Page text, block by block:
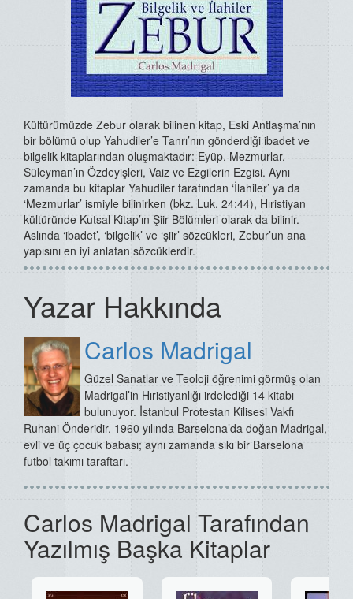
Kültürümüzde Zebur olarak bilinen kitap, Eski Antlaşma’nın
bir bölümü olup Yahudiler’e Tanrı’nın gönderdiği ibadet ve
bilgelik kitaplarından oluşmaktadır: Eyüp, Mezmurlar,
Süleyman’ın Özdeyişleri, Vaiz ve Ezgilerin Ezgisi. Aynı
zamanda bu kitaplar Yahudiler tarafından ‘İlahiler’ ya da
‘Mezmurlar’ ismiyle bilinirken (bkz. Luk. 24:44), Hıristiyan
kültüründe Kutsal Kitap’ın Şiir Bölümleri olarak da bilinir.
Aslında ‘ibadet’, ‘bilgelik’ ve ‘şiir’ sözcükleri, Zebur’un ana
yapısını en iyi anlatan sözcüklerdir.
Yazar Hakkında
Carlos Madrigal
Güzel Sanatlar ve Teoloji öğrenimi görmüş olan
Madrigal’in Hıristiyanlığı irdelediği 14 kitabı
bulunuyor. İstanbul Protestan Kilisesi Vakfı
Ruhani Önderidir. 1960 yılında Barselona’da doğan Madrigal,
evli ve üç çocuk babası; aynı zamanda sıkı bir Barselona
futbol takımı taraftarı.
Carlos Madrigal Tarafından
Yazılmış Başka Kitaplar